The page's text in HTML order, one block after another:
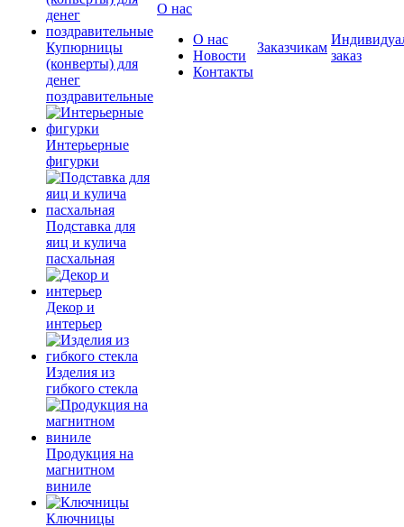
Купюрницы
(конверты) для
денег
поздравительные
Интерьерные
фигурки
Подставка для
яиц и кулича
пасхальная
Декор и
интерьер
Изделия из
гибкого стекла
Продукция на
магнитном
виниле
Ключницы
О нас
О нас
Новости
Контакты
Заказчикам
заказ